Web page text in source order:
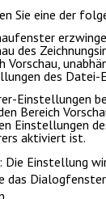
Sie eine der
des
Vorschau,
des Datei-
Einstellungen
Bereich
Einstellungen
aktiviert ist.
: Die Einstellung
das